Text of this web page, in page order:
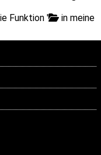
Funktion '
in meine